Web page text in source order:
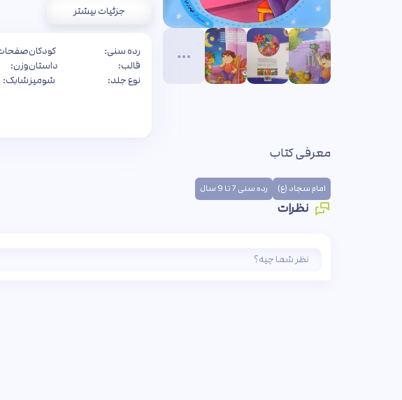
جزئیات بیشتر
رده سنی:
کودکان
قالب:
داستان
نوع جلد:
شومیز
وزن:
شابک:
معرفی کتاب
امام سجاد (ع) رده سنی 7 تا 9 سال
نظرات